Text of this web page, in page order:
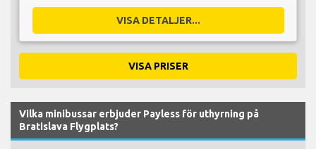
VISA DETALJER...
VISA PRISER
Vilka minibussar erbjuder Payless för uthyrning på
Bratislava Flygplats?